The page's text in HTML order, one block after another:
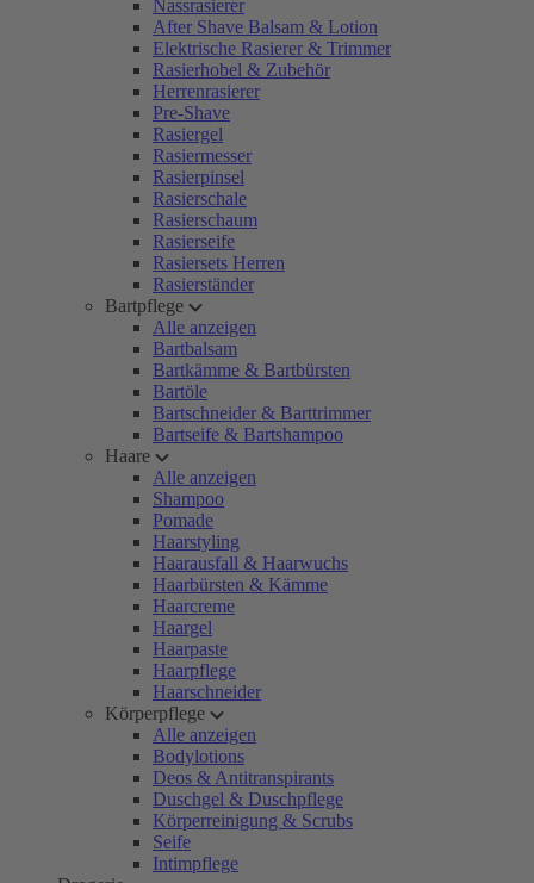
Nassrasierer
After Shave Balsam & Lotion
Elektrische Rasierer & Trimmer
Rasierhobel & Zubehör
Herrenrasierer
Pre-Shave
Rasiergel
Rasiermesser
Rasierpinsel
Rasierschale
Rasierschaum
Rasierseife
Rasiersets Herren
Rasierständer
Bartpflege
Alle anzeigen
Bartbalsam
Bartkämme & Bartbürsten
Bartöle
Bartschneider & Barttrimmer
Bartseife & Bartshampoo
Haare
Alle anzeigen
Shampoo
Pomade
Haarstyling
Haarausfall & Haarwuchs
Haarbürsten & Kämme
Haarcreme
Haargel
Haarpaste
Haarpflege
Haarschneider
Körperpflege
Alle anzeigen
Bodylotions
Deos & Antitranspirants
Duschgel & Duschpflege
Körperreinigung & Scrubs
Seife
Intimpflege